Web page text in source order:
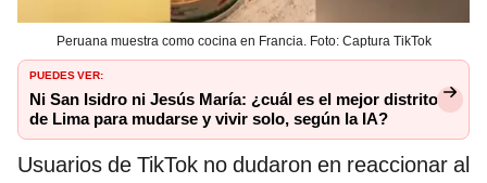
Peruana muestra como cocina en Francia. Foto: Captura TikTok
PUEDES VER:
Ni San Isidro ni Jesús María: ¿cuál es el mejor distrito
de Lima para mudarse y vivir solo, según la IA?
Usuarios de TikTok no dudaron en reaccionar al